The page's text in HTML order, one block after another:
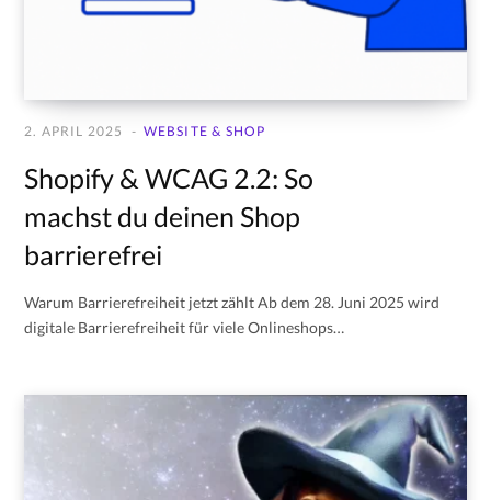
WEBSITE & SHOP
2. APRIL 2025
Shopify & WCAG 2.2: So
machst du deinen Shop
barrierefrei
Warum Barrierefreiheit jetzt zählt Ab dem 28. Juni 2025 wird
digitale Barrierefreiheit für viele Onlineshops…